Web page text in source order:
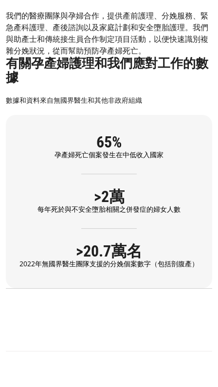
我們的醫療團隊與孕婦合作，提供產前護理、分娩服務、緊
急產科護理、產後諮詢以及家庭計劃和安全墮胎護理。我們
與助產士和傳統接生員合作制定項目活動，以便快速識別複
雜分娩狀況，從而幫助預防孕產婦死亡。
有關孕產婦護理和我們應對工作的數
據
數據和資料來自無國界醫生和其他非政府組織
65%
孕產婦死亡個案發生在中低收入國家
>2萬
每年死於與不安全墮胎相關之併發症的婦女人數
>20.7萬名
2022年無國界醫生團隊支援的分娩個案數字（包括剖腹產）